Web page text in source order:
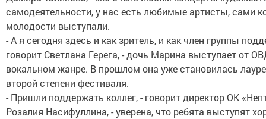
самодеятельности, у нас есть любимые артисты, сами
молодости выступали.
- А я сегодня здесь и как зритель, и как член группы
говорит Светлана Герега, - дочь Марина выступает от
вокальном жанре. В прошлом она уже становилась
второй степени фестиваля.
- Пришли поддержать коллег, - говорит директор ОК
Розалия Насифуллина, - уверена, что ребята выступят